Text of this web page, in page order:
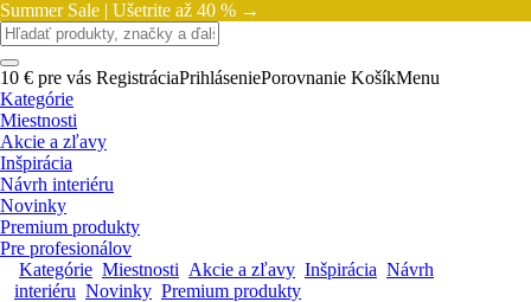
Summer Sale | Ušetrite až 40 % →
10 € pre vás RegistráciaPrihláseniePorovnanie KošíkMenu
Kategórie
Miestnosti
Akcie a zľavy
Inšpirácia
Návrh interiéru
Novinky
Premium produkty
Pre profesionálov
Kategórie Miestnosti Akcie a zľavy Inšpirácia Návrh
interiéru Novinky Premium produkty